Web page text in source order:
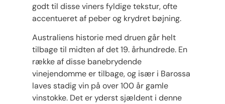
godt til disse viners fyldige tekstur, ofte
accentueret af peber og krydret bøjning.
Australiens historie med druen går helt
tilbage til midten af ​​det 19. århundrede. En
række af disse banebrydende
vinejendomme er tilbage, og især i Barossa
laves stadig vin på over 100 år gamle
vinstokke. Det er yderst sjældent i denne